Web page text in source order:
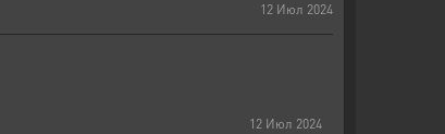
12 Июл 2024
12 Июл 2024